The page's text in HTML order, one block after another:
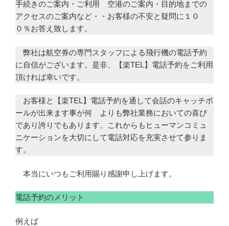
手続きのご案内・ご利用 空港のご案内・目的地までの
アクセスのご案内など・・お客様の不安と疑問に１０
０％お答え致します。
弊社は航空券の専門スタッフによる飛行機の電話予約
に自信がございます。是非、【楽TEL】電話予約をご利用
頂ければ幸いです。
お客様と【楽TEL】電話予約を通して会話のキャッチボ
ールが出来ます事が何 よりも弊社業務においての喜び
であり誇りでもあります。これからもヒューマンコミュ
ニケーションを大切にして電話対応を充実させて参りま
す。
本当にいつもご利用賜り感謝申し上げます。
電話予約のメリット
例えば